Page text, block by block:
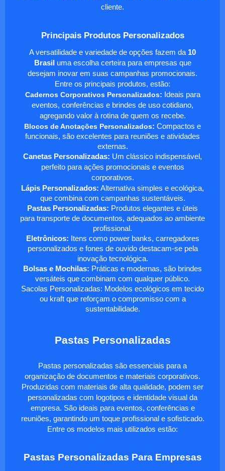
cliente.
Principais Produtos Personalizados
A versatilidade e variedade de opções fazem da 10
Brasil uma escolha certeira para empresas que
desejam inovar em suas campanhas promocionais.
Entre os principais produtos, estão:
Cadernos Corporativos Personalizados: Ideais para
eventos, conferências e brindes de uso cotidiano,
agregando valor à rotina de quem os recebe.
Blocos de Anotações Personalizados: Compactos e
funcionais, são excelentes para reuniões e atividades
externas.
Canetas Personalizadas: Um clássico indispensável,
perfeito para ações promocionais e eventos
corporativos.
Lápis Personalizados: Alternativa simples e ecológica,
que combina com campanhas sustentáveis.
Pastas Personalizadas: Produtos elegantes e úteis
para transporte de documentos, adequados ao ambiente
profissional.
Eletrônicos: Itens como power banks, carregadores
personalizados e fones de ouvido destacam-se pela
inovação tecnológica.
Bolsas e Mochilas: Práticas e modernas, são brindes
versáteis que combinam com qualquer público.
Sacolas Personalizadas: Modelos ecológicos em tecido
ou kraft que reforçam o compromisso com a
sustentabilidade.
Pastas Personalizadas
Pastas personalizadas são essenciais para a
organização de documentos e materiais corporativos.
Produzidas com materiais de alta qualidade, podem ser
personalizadas com logotipos e identidade visual da
empresa. São ideais para eventos, conferências e
reuniões, garantindo um toque profissional e sofisticado.
Entre os modelos mais utilizados estão:
Pastas Personalizadas Para Empresas